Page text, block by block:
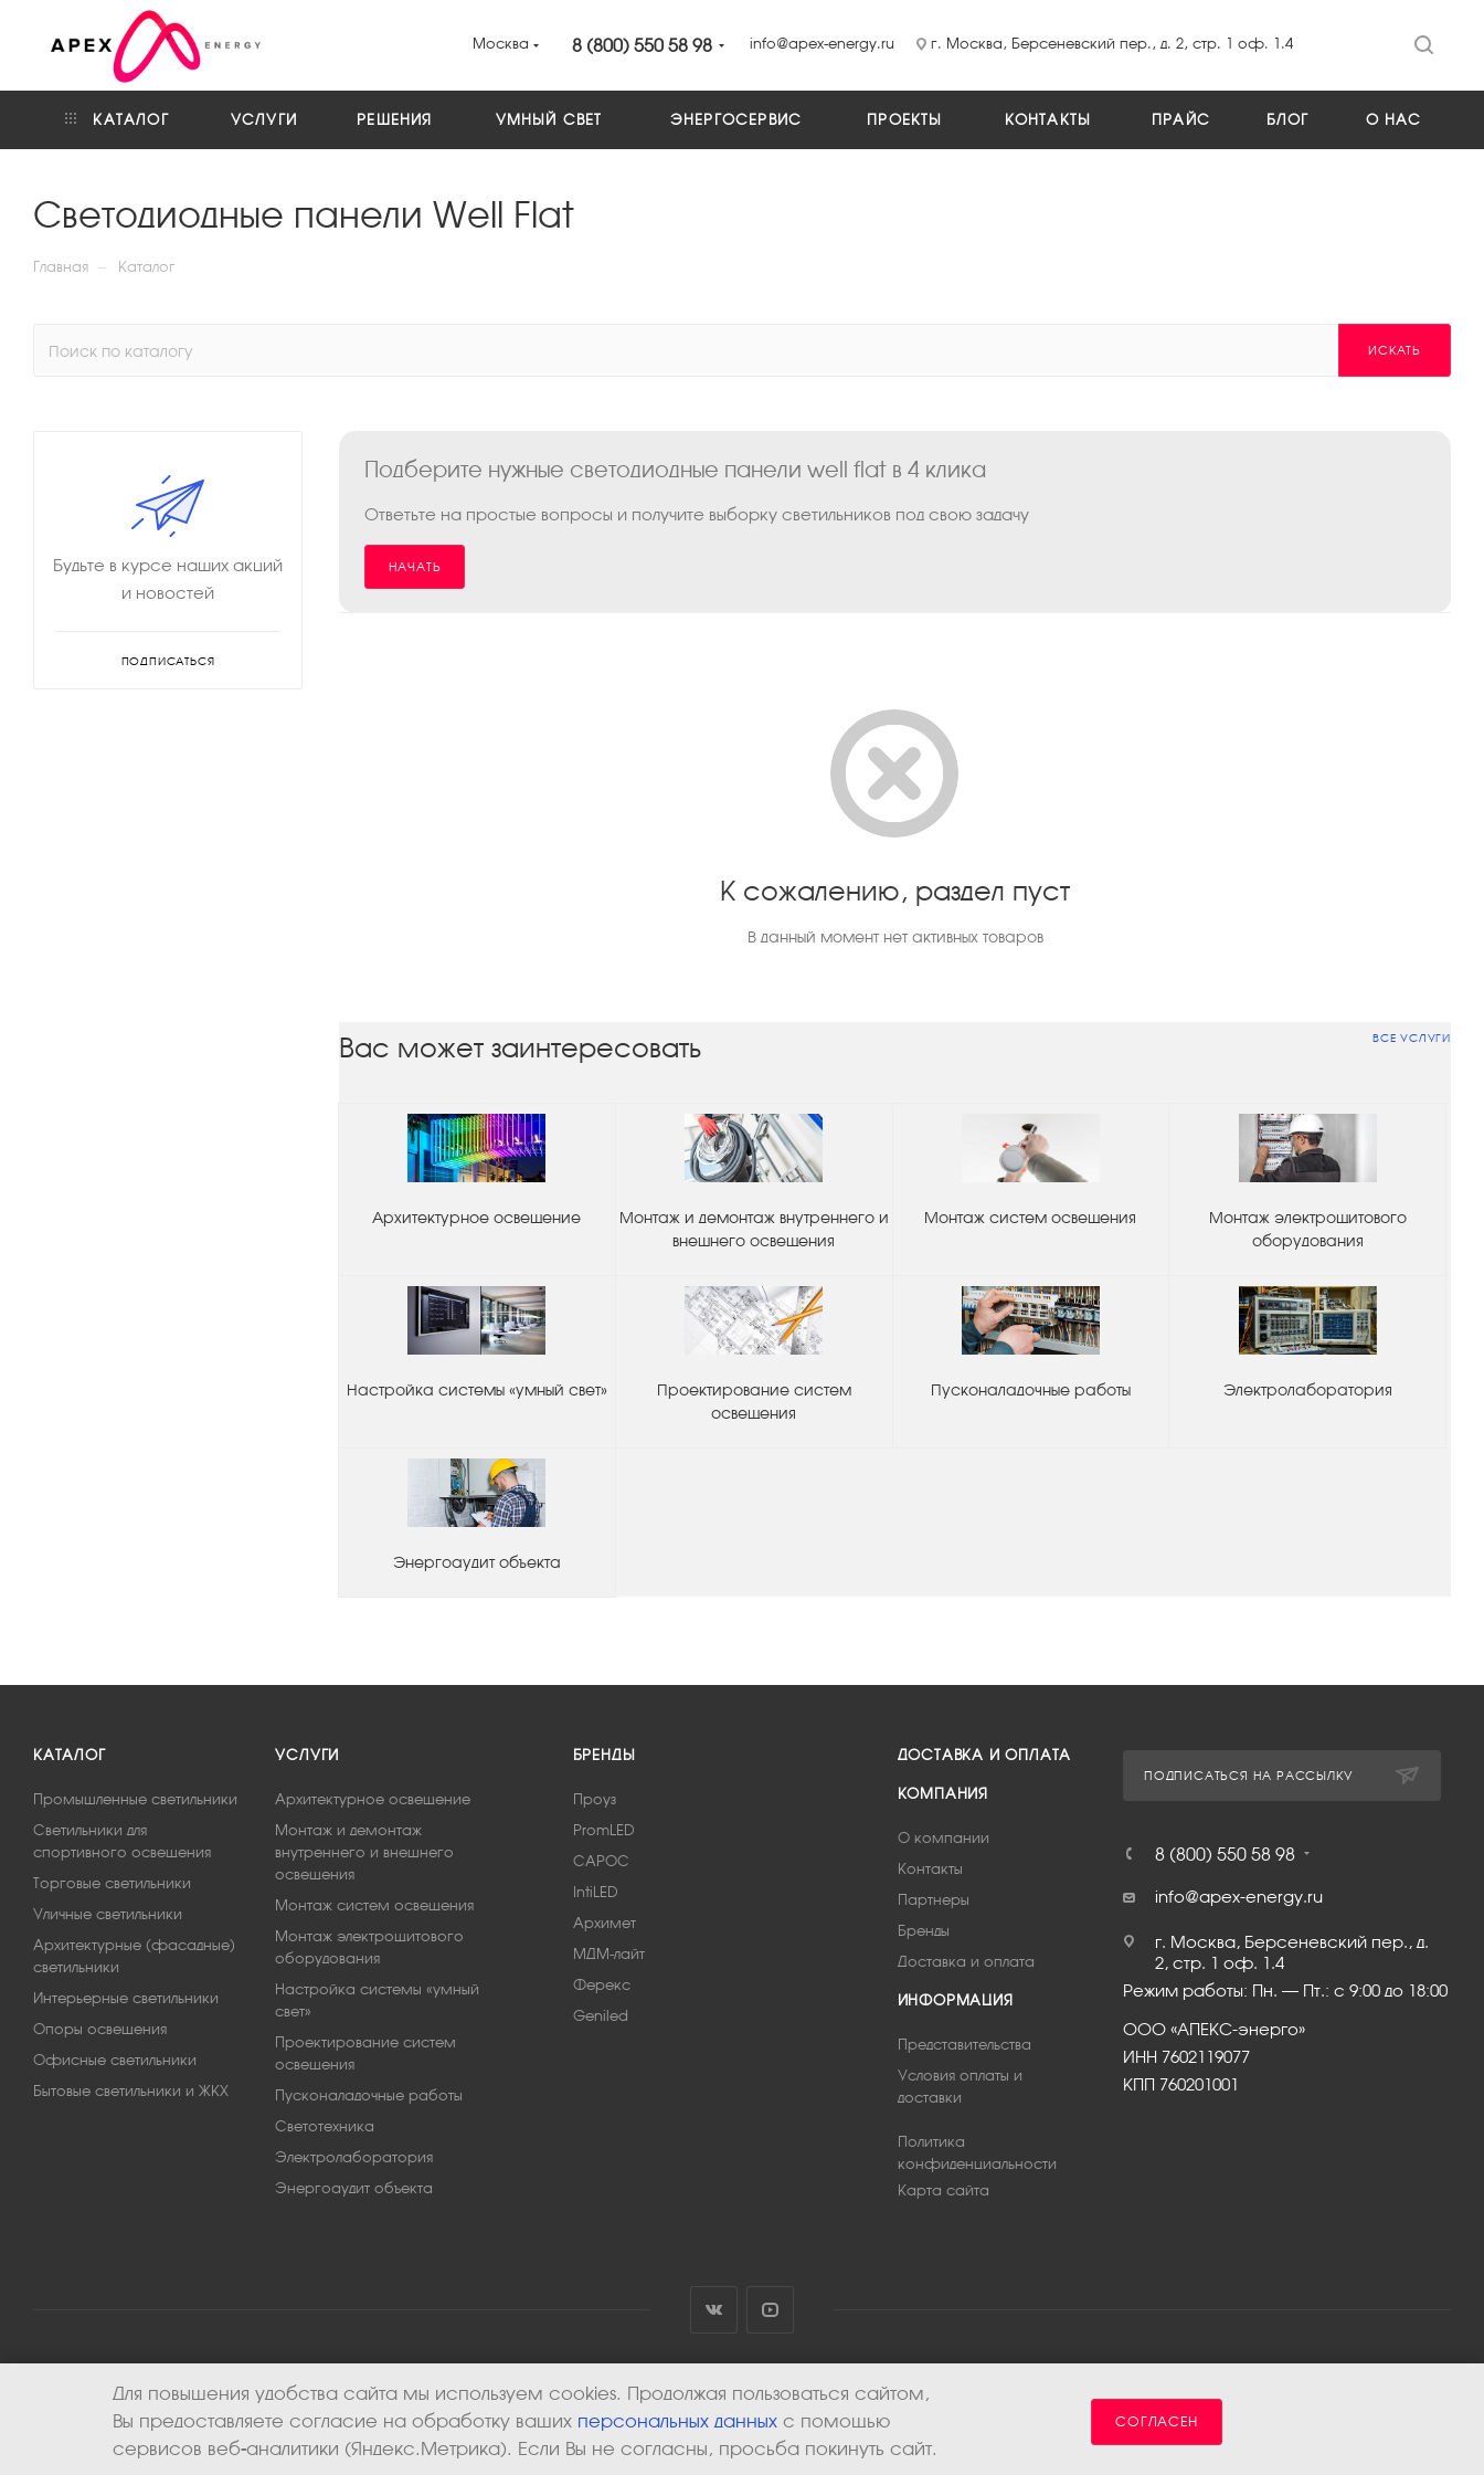
Москва 8 (800) 550 58 98 info@apex-energy.ru г. Москва, Берсеневский пер., д. 2, стр. 1 оф. 1.4
КАТАЛОГ УСЛУГИ РЕШЕНИЯ УМНЫЙ СВЕТ ЭНЕРГОСЕРВИС ПРОЕКТЫ КОНТАКТЫ ПРАЙС БЛОГ О НАС
Светодиодные панели Well Flat
Главная — Каталог
ИСКАТЬ
Подберите нужные светодиодные панели well flat в 4 клика
Ответьте на простые вопросы и получите выборку светильников под свою задачу
НАЧАТЬ
К сожалению, раздел пуст
В данный момент нет активных товаров
Вас может заинтересовать ВСЕ УСЛУГИ
Архитектурное освещение
Монтаж и демонтаж внутреннего и
внешнего освещения
Монтаж систем освещения
Монтаж электрощитового
оборудования
Настройка системы «умный свет»
Проектирование систем
освещения
Пусконаладочные работы Электролаборатория
Энергоаудит объекта
Будьте в курсе наших акций
и новостей
ПОДПИСАТЬСЯ
КАТАЛОГ
Промышленные светильники
Светильники для
спортивного освещения
Торговые светильники
Уличные светильники
Архитектурные (фасадные)
светильники
Интерьерные светильники
Опоры освещения
Офисные светильники
Бытовые светильники и ЖКХ
УСЛУГИ
Архитектурное освещение
Монтаж и демонтаж
внутреннего и внешнего
освещения
Монтаж систем освещения
Монтаж электрощитового
оборудования
Настройка системы «умный
свет»
Проектирование систем
освещения
Пусконаладочные работы
Светотехника
Электролаборатория
Энергоаудит объекта
БРЕНДЫ
Проуз
PromLED
САРОС
IntiLED
Архимет
МДМ-лайт
Ферекс
Geniled
ДОСТАВКА И ОПЛАТА
КОМПАНИЯ
О компании
Контакты
Партнеры
Бренды
Доставка и оплата
ИНФОРМАЦИЯ
Представительства
Условия оплаты и
доставки
Политика
конфиденциальности
Карта сайта
ПОДПИСАТЬСЯ НА РАССЫЛКУ
8 (800) 550 58 98
info@apex-energy.ru
г. Москва, Берсеневский пер., д.
2, стр. 1 оф. 1.4
Режим работы: Пн. – Пт.: с 9:00 до 18:00
ООО «АПЕКС-энерго»
ИНН 7602119077
КПП 760201001
2026 © ООО «Апекс-энерго». Все права защищены.
Для повышения удобства сайта мы используем cookies. Продолжая пользоваться сайтом,
Вы предоставляете согласие на обработку ваших персональных данных с помощью
сервисов веб-аналитики (Яндекс.Метрика). Если Вы не согласны, просьба покинуть сайт.
СОГЛАСЕН